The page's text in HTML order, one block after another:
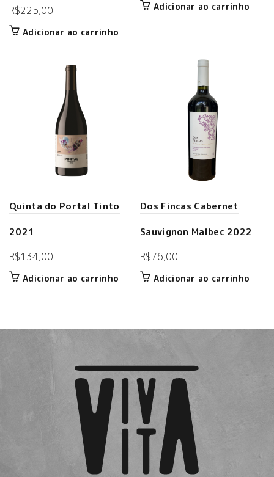
R$225,00
Adicionar ao carrinho
Adicionar ao carrinho
Quinta do Portal Tinto
2021
R$134,00
Adicionar ao carrinho
Dos Fincas Cabernet
Sauvignon Malbec 2022
R$76,00
Adicionar ao carrinho